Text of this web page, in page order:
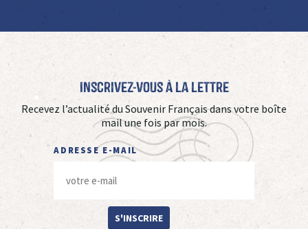
Inscrivez-vous à La Lettre
Recevez l’actualité du Souvenir Français dans votre boîte
mail une fois par mois.
ADRESSE E-MAIL
S'INSCRIRE